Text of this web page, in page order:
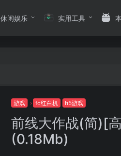
休闲娱乐 实用工具
游戏 fc红白机 h5游戏
前线大作战(简)[
(0.18Mb)